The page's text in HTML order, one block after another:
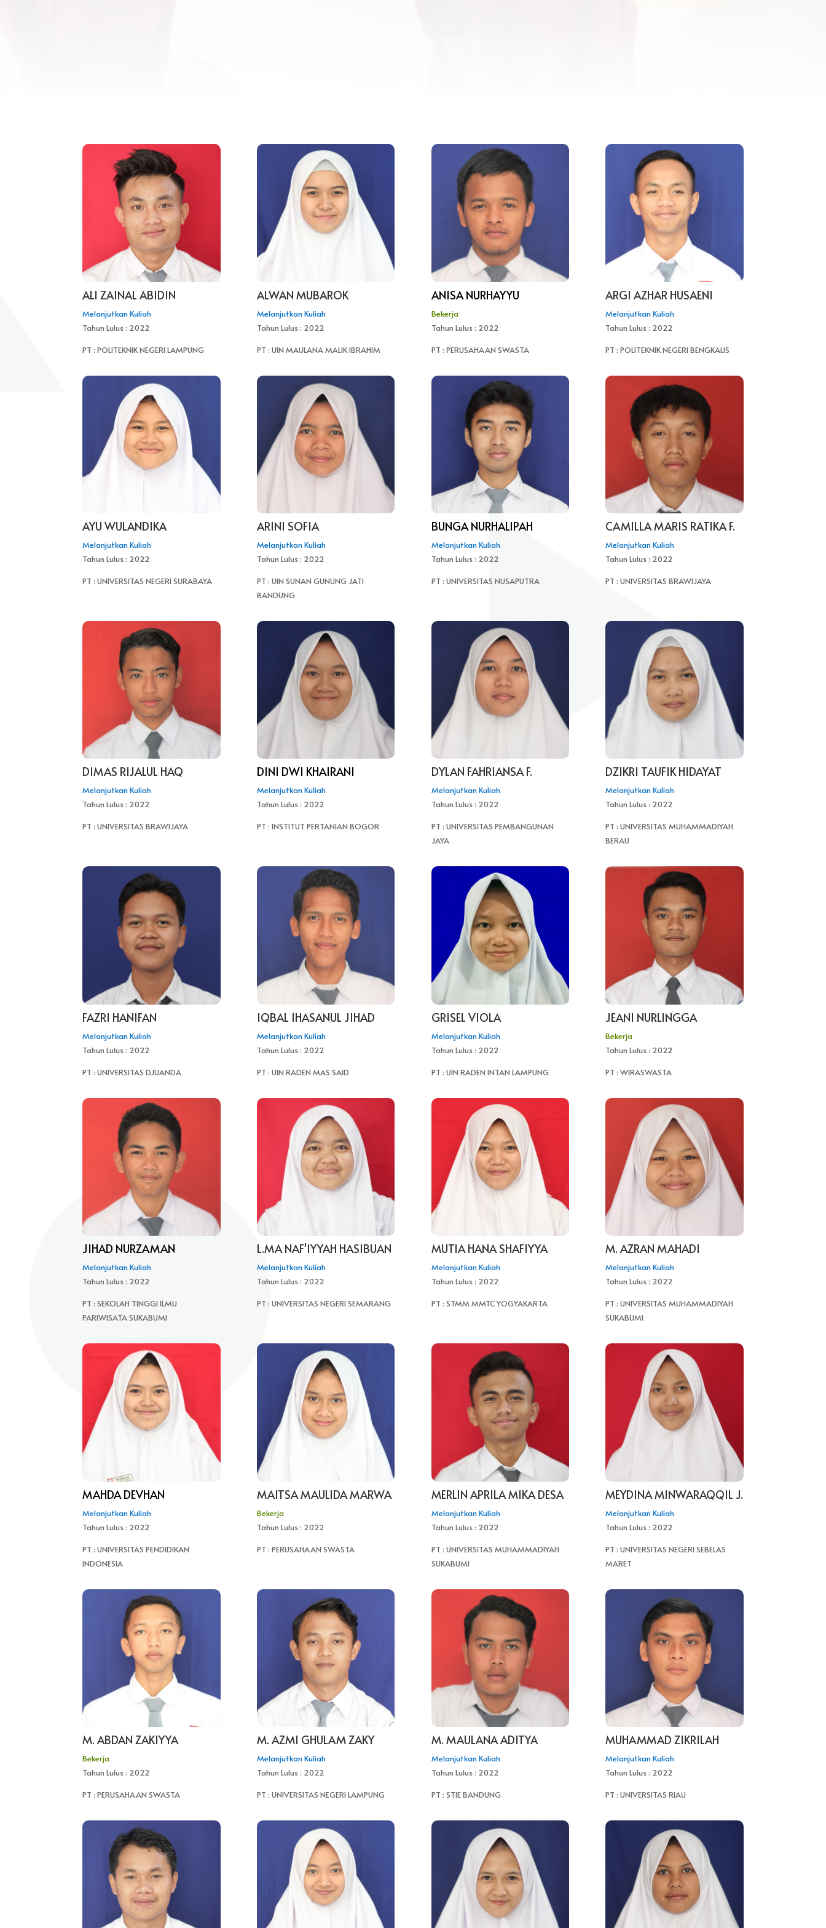
ALI ZAINAL ABIDIN
Melanjutkan Kuliah
Tahun Lulus : 2022
PT : POLITEKNIK NEGERI LAMPUNG
ALWAN MUBAROK
Melanjutkan Kuliah
Tahun Lulus : 2022
PT : UIN MAULANA MALIK IBRAHIM
ANISA NURHAYYU
Bekerja
Tahun Lulus : 2022
PT : PERUSAHAAN SWASTA
ARGI AZHAR HUSAENI
Melanjutkan Kuliah
Tahun Lulus : 2022
PT : POLITEKNIK NEGERI BENGKALIS
AYU WULANDIKA
Melanjutkan Kuliah
Tahun Lulus : 2022
PT : UNIVERSITAS NEGERI SURABAYA
ARINI SOFIA
Melanjutkan Kuliah
Tahun Lulus : 2022
PT : UIN SUNAN GUNUNG JATI
BANDUNG
BUNGA NURHALIPAH
Melanjutkan Kuliah
Tahun Lulus : 2022
PT : UNIVERSITAS NUSAPUTRA
CAMILLA MARIS RATIKA F.
Melanjutkan Kuliah
Tahun Lulus : 2022
PT : UNIVERSITAS BRAWIJAYA
DIMAS RIJALUL HAQ
Melanjutkan Kuliah
Tahun Lulus : 2022
PT : UNIVERSITAS BRAWIJAYA
DINI DWI KHAIRANI
Melanjutkan Kuliah
Tahun Lulus : 2022
PT : INSTITUT PERTANIAN BOGOR
DYLAN FAHRIANSA F.
Melanjutkan Kuliah
Tahun Lulus : 2022
PT : UNIVERSITAS PEMBANGUNAN
JAYA
DZIKRI TAUFIK HIDAYAT
Melanjutkan Kuliah
Tahun Lulus : 2022
PT : UNIVERSITAS MUHAMMADIYAH
BERAU
FAZRI HANIFAN
Melanjutkan Kuliah
Tahun Lulus : 2022
PT : UNIVERSITAS DJUANDA
IQBAL IHASANUL JIHAD
Melanjutkan Kuliah
Tahun Lulus : 2022
PT : UIN RADEN MAS SAID
GRISEL VIOLA
Melanjutkan Kuliah
Tahun Lulus : 2022
PT : UIN RADEN INTAN LAMPUNG
JEANI NURLINGGA
Bekerja
Tahun Lulus : 2022
PT : WIRASWASTA
JIHAD NURZAMAN
Melanjutkan Kuliah
Tahun Lulus : 2022
PT : SEKOLAH TINGGI ILMU
PARIWISATA SUKABUMI
L.MA NAF'IYYAH HASIBUAN
Melanjutkan Kuliah
Tahun Lulus : 2022
PT : UNIVERSITAS NEGERI SEMARANG
MUTIA HANA SHAFIYYA
Melanjutkan Kuliah
Tahun Lulus : 2022
PT : STMM MMTC YOGYAKARTA
M. AZRAN MAHADI
Melanjutkan Kuliah
Tahun Lulus : 2022
PT : UNIVERSITAS MUHAMMADIYAH
SUKABUMI
MAHDA DEVHAN
Melanjutkan Kuliah
Tahun Lulus : 2022
PT : UNIVERSITAS PENDIDIKAN
INDONESIA
MAITSA MAULIDA MARWA
Bekerja
Tahun Lulus : 2022
PT : PERUSAHAAN SWASTA
MERLIN APRILA MIKA DESA
Melanjutkan Kuliah
Tahun Lulus : 2022
PT : UNIVERSITAS MUHAMMADIYAH
SUKABUMI
MEYDINA MINWARAQQIL J.
Melanjutkan Kuliah
Tahun Lulus : 2022
PT : UNIVERSITAS NEGERI SEBELAS
MARET
M. ABDAN ZAKIYYA
Bekerja
Tahun Lulus : 2022
PT : PERUSAHAAN SWASTA
M. AZMI GHULAM ZAKY
Melanjutkan Kuliah
Tahun Lulus : 2022
PT : UNIVERSITAS NEGERI LAMPUNG
M. MAULANA ADITYA
Melanjutkan Kuliah
Tahun Lulus : 2022
PT : STIE BANDUNG
MUHAMMAD ZIKRILAH
Melanjutkan Kuliah
Tahun Lulus : 2022
PT : UNIVERSITAS RIAU